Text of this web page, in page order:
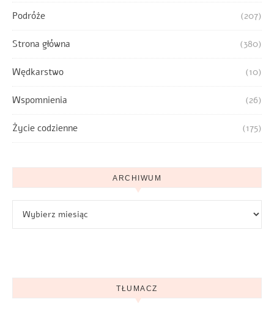
Podróże (207)
Strona główna (380)
Wędkarstwo (10)
Wspomnienia (26)
Życie codzienne (175)
ARCHIWUM
TŁUMACZ